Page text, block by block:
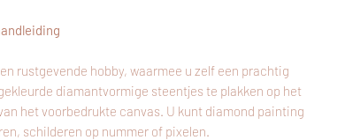
rustgevende hobby, waarmee u zelf een prachtig
diamantvormige steentjes te plakken op het
het voorbedrukte canvas. U kunt diamond painting
schilderen op nummer of pixelen.